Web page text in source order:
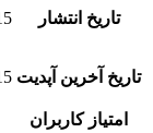
تاریخ انتشار
تاریخ آخرین آپدیت
امتیاز کاربران